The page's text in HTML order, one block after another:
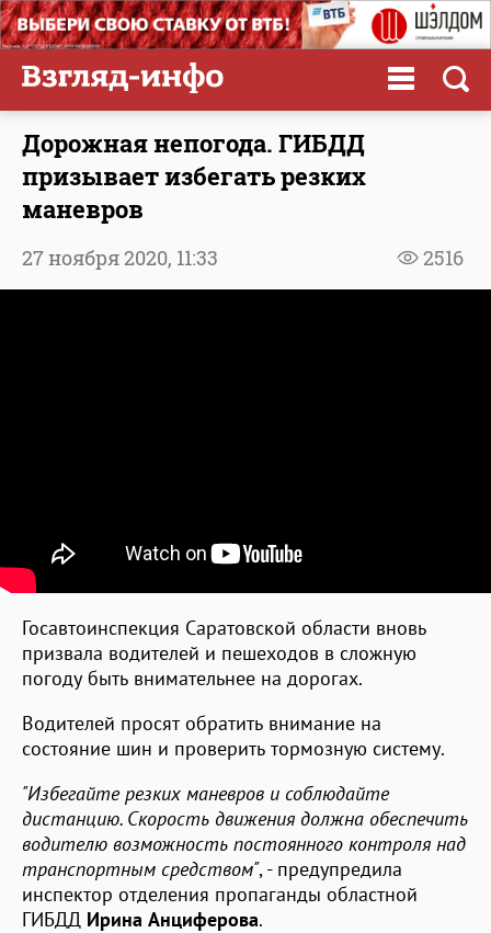
Дорожная непогода. ГИБДД
призывает избегать резких
маневров
2516
27 ноября 2020, 11:33
Госавтоинспекция Саратовской области вновь
призвала водителей и пешеходов в сложную
погоду быть внимательнее на дорогах.
Водителей просят обратить внимание на
состояние шин и проверить тормозную систему.
"Избегайте резких маневров и соблюдайте
дистанцию. Скорость движения должна обеспечить
водителю возможность постоянного контроля над
транспортным средством", - предупредила
инспектор отделения пропаганды областной
ГИБДД Ирина Анциферова.